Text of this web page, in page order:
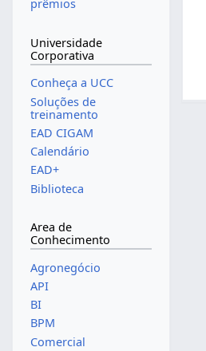
prêmios
Universidade
Corporativa
Conheça a UCC
Soluções de
treinamento
EAD CIGAM
Calendário
EAD+
Biblioteca
Area de
Conhecimento
Agronegócio
API
BI
BPM
Comercial